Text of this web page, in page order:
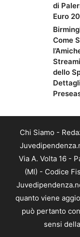
di
Euro
Come
dello
Chi Siamo -
Via A. Volta 16 -
(MI) - Codice
quanto viene
può pertanto
sensi